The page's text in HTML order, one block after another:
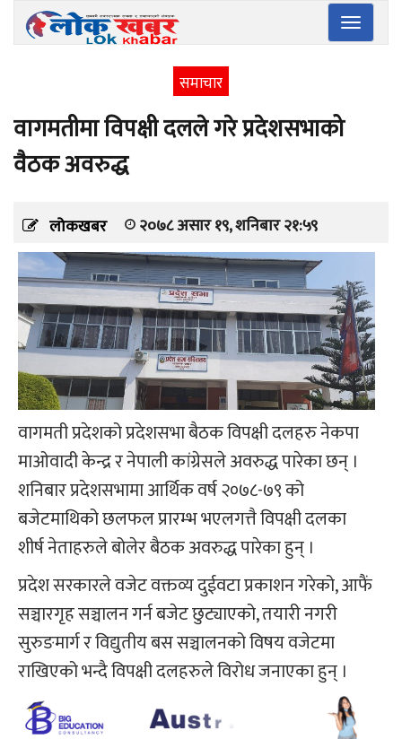
Toggle
समाचार
वागमतीमा विपक्षी दलले गरे प्रदेशसभाको
वैठक अवरुद्ध
लोकखबर २०७८ असार १९, शनिबार २१:५९
वागमती प्रदेशको प्रदेशसभा बैठक विपक्षी दलहरु नेकपा
माओवादी केन्द्र र नेपाली कांग्रेसले अवरुद्ध पारेका छन् ।
शनिबार प्रदेशसभामा आर्थिक वर्ष २०७८-७९ को
बजेटमाथिको छलफल प्रारम्भ भएलगत्तै विपक्षी दलका
शीर्ष नेताहरुले बोलेर बैठक अवरुद्ध पारेका हुन् ।
प्रदेश सरकारले वजेट वक्तव्य दुईवटा प्रकाशन गरेको, आफैं
सञ्चारगृह सञ्चालन गर्न बजेट छुट्याएको, तयारी नगरी
सुरुङमार्ग र विद्युतीय बस सञ्चालनको विषय वजेटमा
राखिएको भन्दै विपक्षी दलहरुले विरोध जनाएका हुन् ।